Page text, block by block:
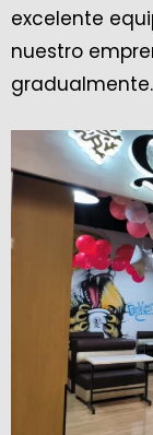
excelente
nuestro
gradualmente.